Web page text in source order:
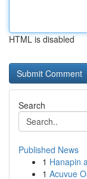
HTML is disabled
Search
Published News
1 Hanapin
1 Acuvue